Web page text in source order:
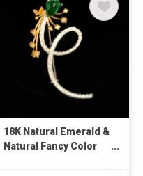
18K Natural Emerald &
Natural Fancy Color